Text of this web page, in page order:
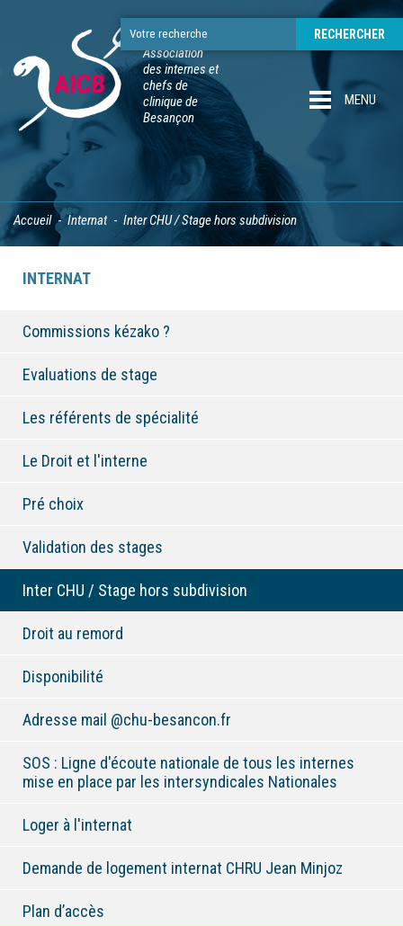
Association
des internes et
chefs de
clinique de
Besançon
MENU
Accueil Internat Inter CHU / Stage hors subdivision
INTERNAT
Commissions kézako ?
Evaluations de stage
Les référents de spécialité
Le Droit et l'interne
Pré choix
Validation des stages
Inter CHU / Stage hors subdivision
Droit au remord
Disponibilité
Adresse mail @chu-besancon.fr
SOS : Ligne d'écoute nationale de tous les internes
mise en place par les intersyndicales Nationales
Loger à l'internat
Demande de logement internat CHRU Jean Minjoz
Plan d’accès